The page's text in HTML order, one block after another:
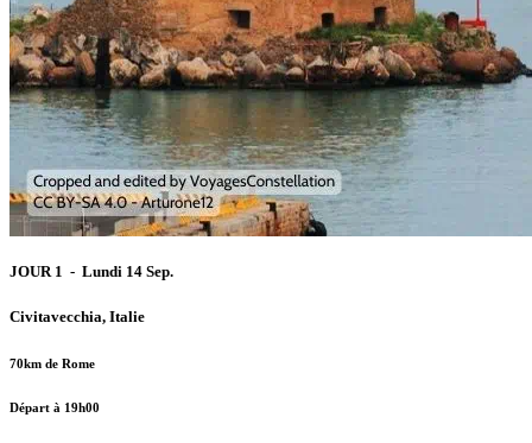
JOUR 1 - Lundi 14 Sep.
Civitavecchia, Italie
70km de Rome
Départ à 19h00